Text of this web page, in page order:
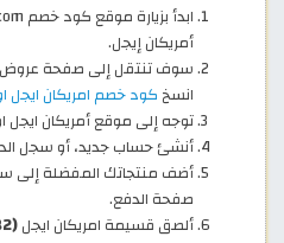
أمريكان إيجل.
سوف تنتقل إلى صفحة عروض
انسخ كود خصم امريكان ايجل
توجه إلى موقع أمريكان ايجل
أنشئ حساب جديد، أو سجل
أضف منتجاتك المفضلة إلى
صفحة الدفع.
ألصق قسيمة امريكان ايجل(AMB2)